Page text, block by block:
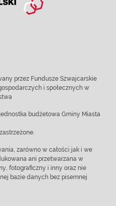
przez Fundusze Szwajcarskie
i społecznych w
budżetowa Gminy Miasta
zarówno w całości jak i we
ani przetwarzana w
fotograficzny i inny oraz nie
bazie danych bez pisemnej